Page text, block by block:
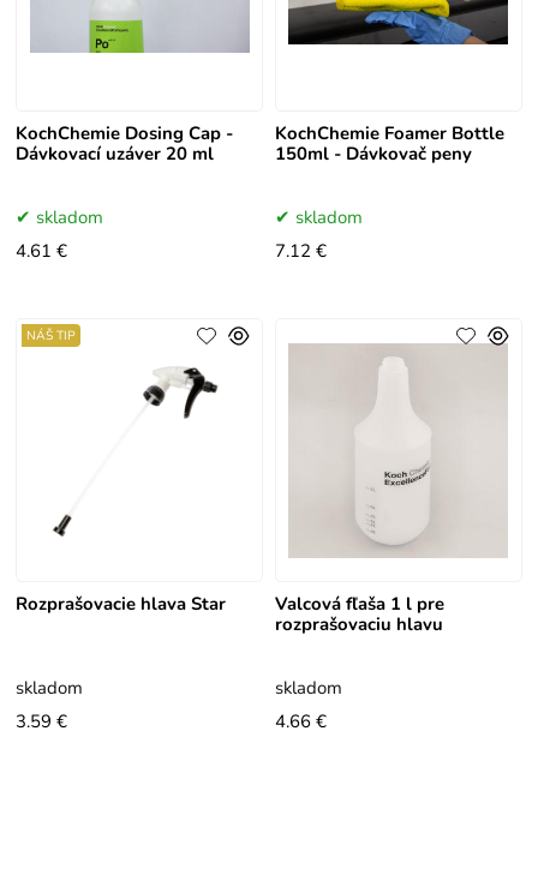
KochChemie Dosing Cap -
Dávkovací uzáver 20 ml
skladom
4.61 €
KochChemie Foamer Bottle
150ml - Dávkovač peny
skladom
7.12 €
Rozprašovacie hlava Star
NÁŠ TIP
skladom
3.59 €
Valcová fľaša 1 l pre
rozprašovaciu hlavu
skladom
4.66 €